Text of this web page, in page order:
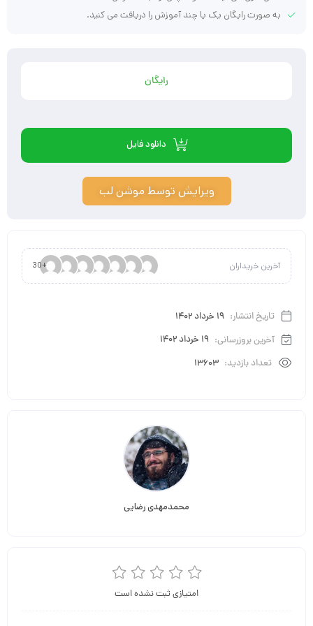
به صورت رایگان یک یا چند آموزش را دریافت می کنید.
رایگان
دانلود فایل
ویرایش توسط موشن لب
آخرین خریداران +30
تاریخ انتشار: 19 خرداد 1402
آخرین بروزرسانی: 19 خرداد 1402
تعداد بازدید: 13603
محمدمهدی رضایی
امتیازی ثبت نشده است